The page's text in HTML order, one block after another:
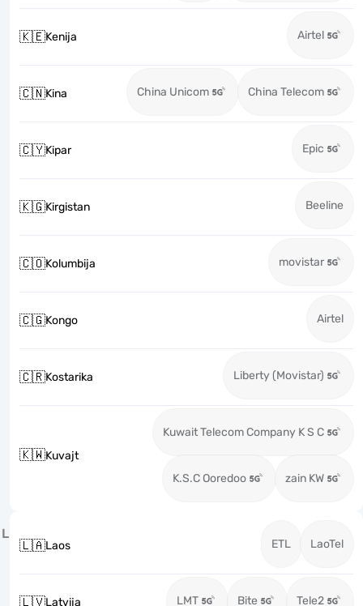
🇰🇪Kenija Airtel
🇨🇳Kina China Unicom China Telecom
🇨🇾Kipar Epic
🇰🇬Kirgistan Beeline
🇨🇴Kolumbija movistar
🇨🇬Kongo Airtel
🇨🇷Kostarika Liberty (Movistar)
🇰🇼Kuvajt
Kuwait Telecom Company K S C
K.S.C Ooredoo zain KW
L
🇱🇦Laos ETL LaoTel
🇱🇻Latvija LMT Bite Tele2